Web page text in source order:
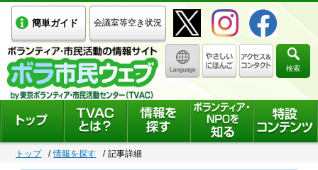
簡単ガイド 会議室等空き状況
検索
トップ 情報を探す 記事詳細